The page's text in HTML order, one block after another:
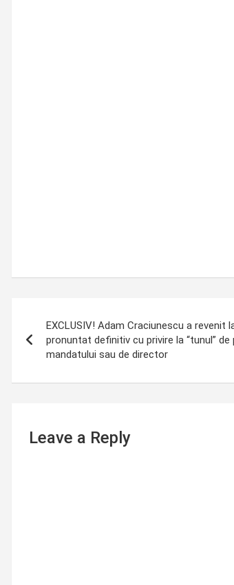
navigation
EXCLUSIV! Adam Craciunescu a
pronuntat definitiv cu privire la “tunul”
mandatului sau de director
Leave a Reply